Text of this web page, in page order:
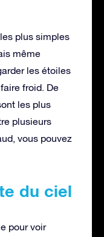
plus simples
même
les étoiles
froid. De
les plus
plusieurs
vous pouvez
du ciel
pour voir